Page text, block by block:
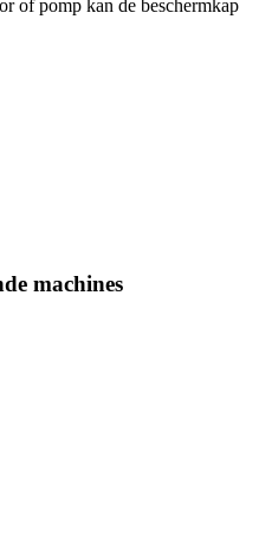
of pomp kan de beschermkap
machines